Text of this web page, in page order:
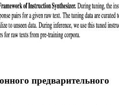
предварительного